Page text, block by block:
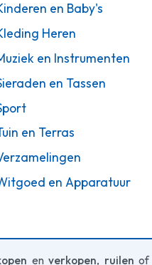
en Baby's
Heren
en Instrumenten
en Tassen
en Terras
en Apparatuur
enverkopen, ruilen of